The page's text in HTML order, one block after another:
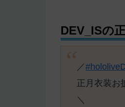
DEV_ISの
／
正月衣装お
＼